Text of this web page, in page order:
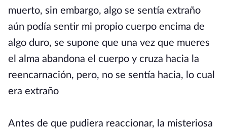
muerto, sin embargo, algo se sentía extraño
aún podía sentir mi propio cuerpo encima de
algo duro, se supone que una vez que mueres
el alma abandona el cuerpo y cruza hacia la
reencarnación, pero, no se sentía hacia, lo cual
era extraño
Antes de que pudiera reaccionar, la misteriosa